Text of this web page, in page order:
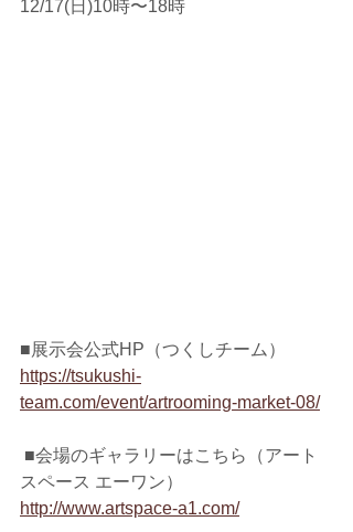
12/17(日)10時〜18時
■展示会公式HP（つくしチーム）
https://tsukushi-
team.com/event/artrooming-market-08/
スペース エーワン）
http://www.artspace-a1.com/